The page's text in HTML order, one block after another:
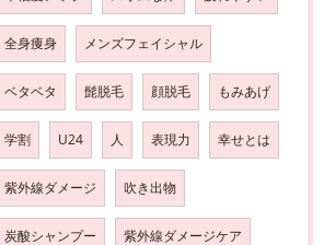
全身痩身 メンズフェイシャル
ベタベタ 髭脱毛 顔脱毛 もみあげ
学割 U24 人 表現力 幸せとは
紫外線ダメージ 吹き出物
炭酸シャンプー 紫外線ダメージケア